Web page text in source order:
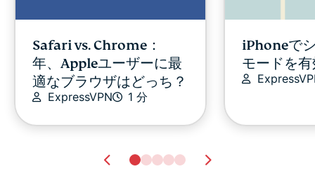
Safari vs. Chrome：
年、Appleユーザーに最
適なブラウザはどっち？
ExpressVPN 1 分
iPhoneで
モードを